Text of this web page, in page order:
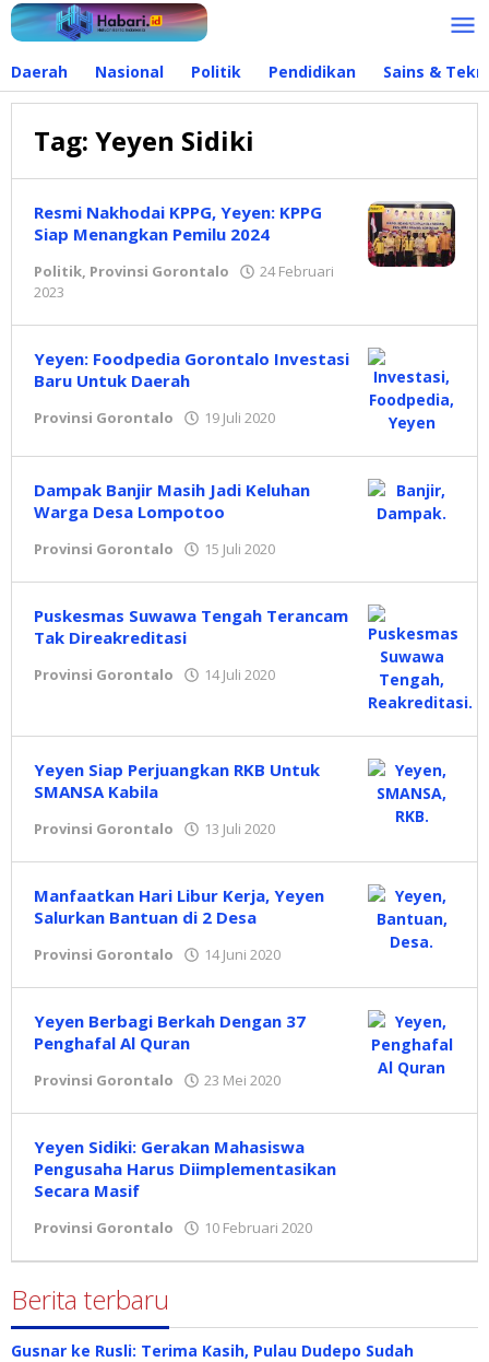
Lewati
ke
Daerah Nasional Politik Pendidikan Sains &
Tag: Yeyen Sidiki
Resmi Nakhodai KPPG, Yeyen: KPPG
Siap Menangkan Pemilu 2024
Politik, Provinsi Gorontalo
24 Februari
2023
Yeyen: Foodpedia Gorontalo Investasi
Baru Untuk Daerah
Provinsi Gorontalo 19 Juli 2020
Dampak Banjir Masih Jadi Keluhan
Warga Desa Lompotoo
Provinsi Gorontalo 15 Juli 2020
Puskesmas Suwawa Tengah Terancam
Tak Direakreditasi
Provinsi Gorontalo 14 Juli 2020
Yeyen Siap Perjuangkan RKB Untuk
SMANSA Kabila
Provinsi Gorontalo 13 Juli 2020
Manfaatkan Hari Libur Kerja, Yeyen
Salurkan Bantuan di 2 Desa
Provinsi Gorontalo 14 Juni 2020
Yeyen Berbagi Berkah Dengan 37
Penghafal Al Quran
Provinsi Gorontalo 23 Mei 2020
Yeyen Sidiki: Gerakan Mahasiswa
Pengusaha Harus Diimplementasikan
Secara Masif
Provinsi Gorontalo 10 Februari 2020
Berita terbaru
Gusnar ke Rusli: Terima Kasih, Pulau Dudepo Sudah